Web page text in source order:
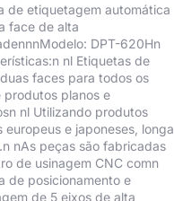
de etiquetagem automática
face de alta
DPT-620Hn
nl Etiquetas de
faces para todos os
produtos planos e
nl Utilizando produtos
europeus e japoneses, longa
nAs peças são fabricadas
de usinagem CNC comn
de posicionamento e
de 5 eixos de alta